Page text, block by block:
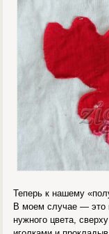
Теперь к нашему
В моем случае — это
нужного цвета,